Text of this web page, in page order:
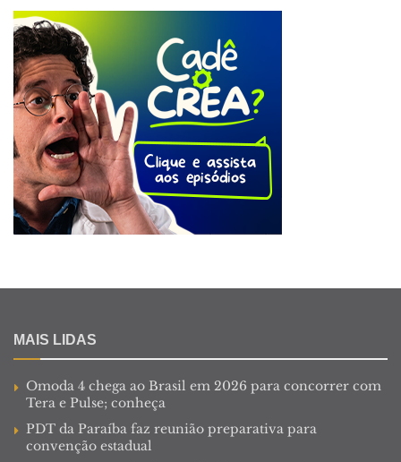
MAIS LIDAS
Omoda 4 chega ao Brasil em 2026 para concorrer com
Tera e Pulse; conheça
PDT da Paraíba faz reunião preparativa para
convenção estadual